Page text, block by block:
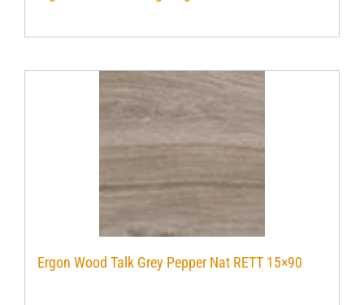
Verwerkingsmaterialen
Ergon Wood Talk Grey Pepper Nat RETT 15×90